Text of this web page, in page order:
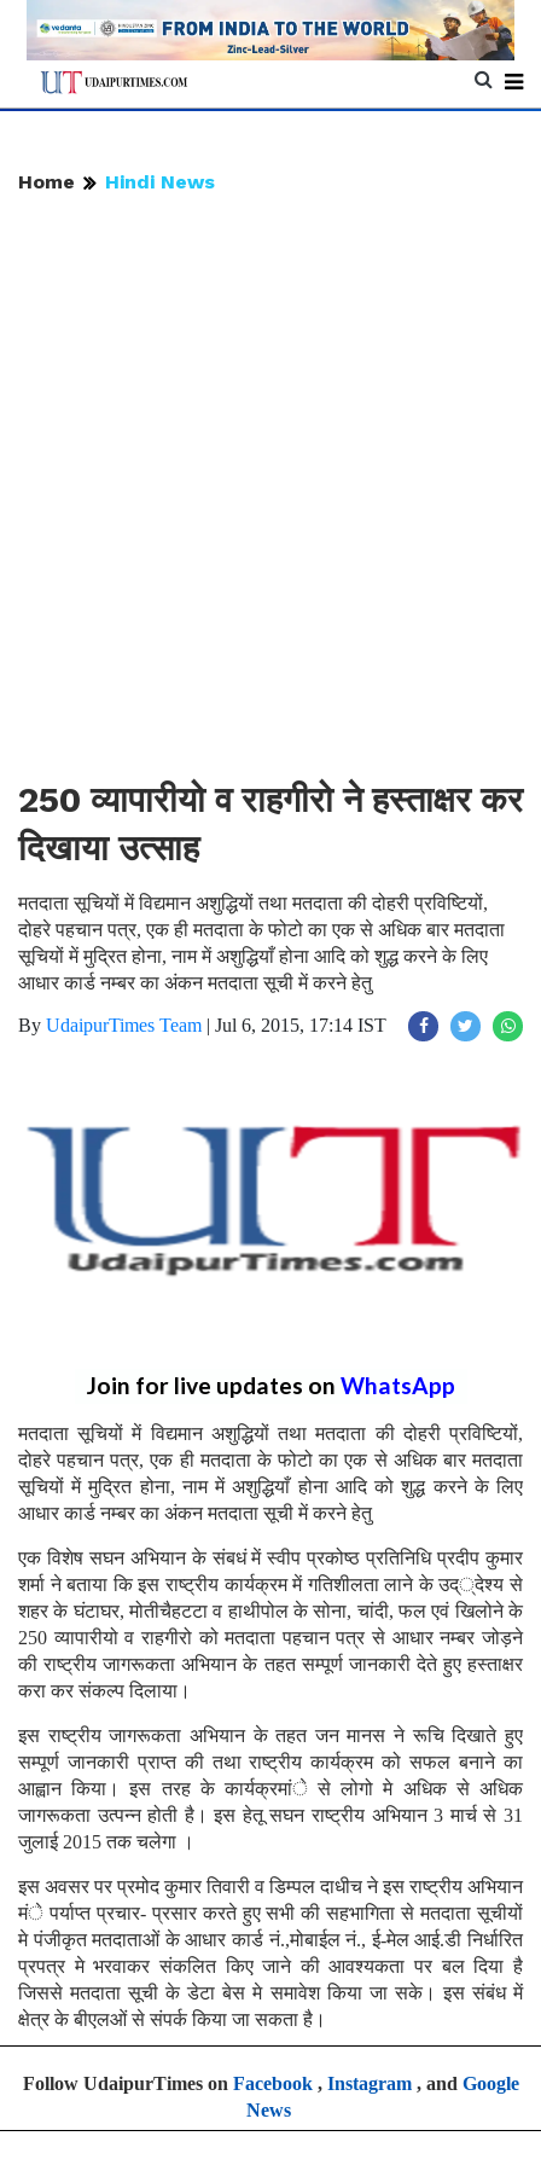
Home Hindi News
250 व्यापारीयो व राहगीरो ने हस्ताक्षर कर
दिखाया उत्साह
मतदाता सूचियों में विद्यमान अशुद्धियों तथा मतदाता की दोहरी प्रविष्टियों,
दोहरे पहचान पत्र, एक ही मतदाता के फोटो का एक से अधिक बार मतदाता
सूचियों में मुद्रित होना, नाम में अशुद्धियाँ होना आदि को शुद्ध करने के लिए
आधार कार्ड नम्बर का अंकन मतदाता सूची में करने हेतु
By UdaipurTimes Team | Jul 6, 2015, 17:14 IST
Join for live updates on WhatsApp
मतदाता सूचियों में विद्यमान अशुद्धियों तथा मतदाता की दोहरी प्रविष्टियों,
दोहरे पहचान पत्र, एक ही मतदाता के फोटो का एक से अधिक बार मतदाता
सूचियों में मुद्रित होना, नाम में अशुद्धियाँ होना आदि को शुद्ध करने के लिए
आधार कार्ड नम्बर का अंकन मतदाता सूची में करने हेतु
एक विशेष सघन अभियान के संबधं में स्वीप प्रकोष्ठ प्रतिनिधि प्रदीप कुमार
शर्मा ने बताया कि इस राष्ट्रीय कार्यक्रम में गतिशीलता लाने के उद््देश्य से
शहर के घंटाघर, मोतीचैहटटा व हाथीपोल के सोना, चांदी, फल एवं खिलोने के
250 व्यापारीयो व राहगीरो को मतदाता पहचान पत्र से आधार नम्बर जोड़ने
की राष्ट्रीय जागरूकता अभियान के तहत सम्पूर्ण जानकारी देते हुए हस्ताक्षर
करा कर संकल्प दिलाया।
इस राष्ट्रीय जागरूकता अभियान के तहत जन मानस ने रूचि दिखाते हुए
सम्पूर्ण जानकारी प्राप्त की तथा राष्ट्रीय कार्यक्रम को सफल बनाने का
आह्वान किया। इस तरह के कार्यक्रमांे से लोगो मे अधिक से अधिक
जागरूकता उत्पन्न होती है। इस हेतू सघन राष्ट्रीय अभियान 3 मार्च से 31
जुलाई 2015 तक चलेगा ।
इस अवसर पर प्रमोद कुमार तिवारी व डिम्पल दाधीच ने इस राष्ट्रीय अभियान
मंे पर्याप्त प्रचार- प्रसार करते हुए सभी की सहभागिता से मतदाता सूचीयों
मे पंजीकृत मतदाताओं के आधार कार्ड नं.,मोबाईल नं., ई-मेल आई.डी निर्धारित
प्रपत्र मे भरवाकर संकलित किए जाने की आवश्यकता पर बल दिया है
जिससे मतदाता सूची के डेटा बेस मे समावेश किया जा सके। इस संबंध में
क्षेत्र के बीएलओं से संपर्क किया जा सकता है।
Follow UdaipurTimes on Facebook, Instagram, and Google
News